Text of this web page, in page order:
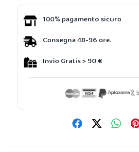
100% pagamento sicuro
Consegna 48-96 ore.
Invio Gratis > 90 €